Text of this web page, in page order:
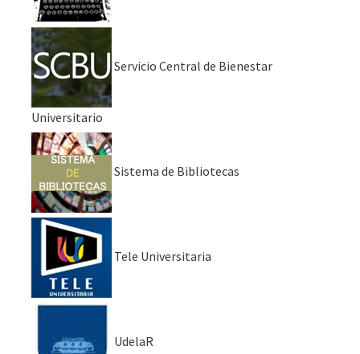
Servicio Central de Bienestar
Universitario
Sistema de Bibliotecas
Tele Universitaria
UdelaR